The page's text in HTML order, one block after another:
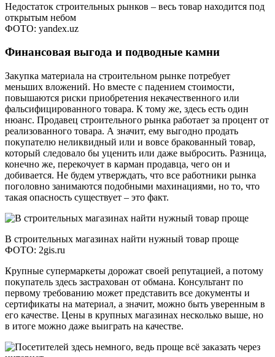
Недостаток строительных рынков – весь товар находится под
открытым небом
ФОТО: yandex.uz
Финансовая выгода и подводные камни
Закупка материала на строительном рынке потребует
меньших вложений. Но вместе с падением стоимости,
повышаются риски приобретения некачественного или
фальсифицированного товара. К тому же, здесь есть один
нюанс. Продавец строительного рынка работает за процент от
реализованного товара. А значит, ему выгодно продать
покупателю неликвидный или и вовсе бракованный товар,
который следовало бы уценить или даже выбросить. Разница,
конечно же, перекочует в карман продавца, чего он и
добивается. Не будем утверждать, что все работники рынка
поголовно занимаются подобными махинациями, но то, что
такая опасность существует – это факт.
В строительных магазинах найти нужный товар проще
ФОТО: 2gis.ru
Крупные супермаркеты дорожат своей репутацией, а потому
покупатель здесь застрахован от обмана. Консультант по
первому требованию может представить все документы и
сертификаты на материал, а значит, можно быть уверенным в
его качестве. Цены в крупных магазинах несколько выше, но
в итоге можно даже выиграть на качестве.